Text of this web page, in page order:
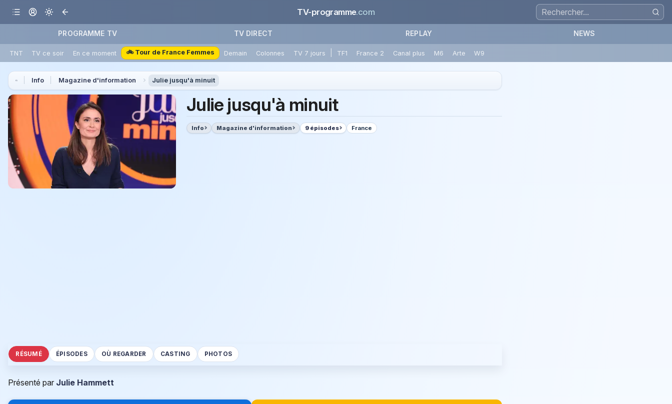
TV-programme.com
PROGRAMME TV TV DIRECT REPLAY NEWS
TNT TV ce soir En ce moment 🚲 Tour de France Femmes Demain Colonnes TV 7 jours TF1 France 2 Canal plus M6 Arte W9
Info Magazine d'information Julie jusqu'à minuit
Julie jusqu'à minuit
Info Magazine d'information 9 épisodes France
RÉSUMÉ ÉPISODES OÙ REGARDER CASTING PHOTOS
Présenté par Julie Hammett